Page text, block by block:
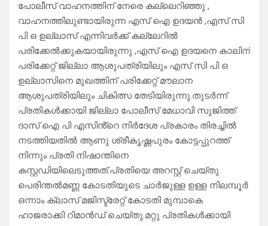
പോലീസ് വാഹനത്തിന് നേരെ കല്ലെറിഞ്ഞു ,
വാഹനത്തിലുണ്ടായിരുന്ന എസ് ഐ ഉദയൻ ,എസ് സി
പി ഒ ഉല്ലാസ് എന്നിവർക്ക് കല്ലേറിൽ
പരിക്കേൽക്കുകയായിരുന്നു ,എസ് ഐ ഉദയനെ കാലിന്
പരിക്കേറ്റ് ജില്ലാ ആശുപത്രിയിലും എസ് സി പി ഒ
ഉല്ലാസിനെ മുഖത്തിന് പരിക്കേറ്റ് മൗലാന
ആശുപത്രിയിലും ചികിത്സ തേടിയിരുന്നു.തുടർന്ന്
പ്രതികൾക്കായി ജില്ലാ പോലീസ് മേധാവി സുജിത്ത്
ദാസ് ഐ പി എസിൻ്റെ നിർദേശ പ്രകാരം തിരച്ചിൽ
നടത്തിയതിൽ ആണു ശ്രീകൃഷ്ണപുരം കോട്ടപ്പുറത്ത്
നിന്നും പ്രതി നിഷാന്തിനെ
കസ്റ്റഡിയിലെടുത്തത്.പ്രതിയെ അറസ്റ്റ് ചെയ്തു
പെരിന്തൽമണ്ണ കോടതിയുടെ ചാർജുള്ള ഉള്ള നിലമ്പൂർ
ഒന്നാം ക്ലാസ് മജിസ്ട്രേറ്റ് കോടതി മുമ്പാകെ
ഹാജരാക്കി റിമാൻഡ് ചെയ്തു.മറ്റു പ്രതികൾക്കായി